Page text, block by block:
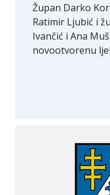
Župan Darko
Ratimir Ljubić i
Ivančić i Ana
novootvorenu